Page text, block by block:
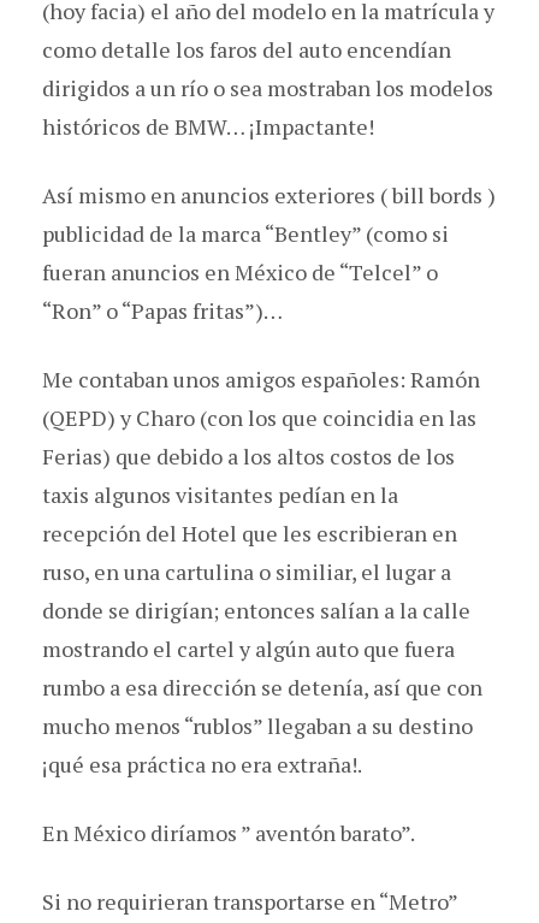
(hoy facia) el año del modelo en la matrícula y
como detalle los faros del auto encendían
dirigidos a un río o sea mostraban los modelos
históricos de BMW… ¡Impactante!
Así mismo en anuncios exteriores ( bill bords )
publicidad de la marca “Bentley” (como si
fueran anuncios en México de “Telcel” o
“Ron” o “Papas fritas”)…
Me contaban unos amigos españoles: Ramón
(QEPD) y Charo (con los que coincidia en las
Ferias) que debido a los altos costos de los
taxis algunos visitantes pedían en la
recepción del Hotel que les escribieran en
ruso, en una cartulina o similiar, el lugar a
donde se dirigían; entonces salían a la calle
mostrando el cartel y algún auto que fuera
rumbo a esa dirección se detenía, así que con
mucho menos “rublos” llegaban a su destino
¡qué esa práctica no era extraña!.
En México diríamos ” aventón barato”.
Si no requirieran transportarse en “Metro”